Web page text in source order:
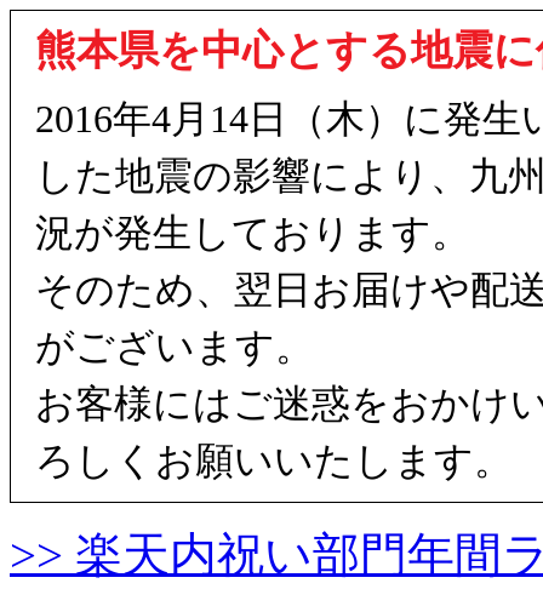
熊本県を中心とする地震
2016年4月14日（木）に発
した地震の影響により、九
況が発生しております。
そのため、翌日お届けや配
がございます。
お客様にはご迷惑をおかけ
ろしくお願いいたします。
>> 楽天内祝い部門年間